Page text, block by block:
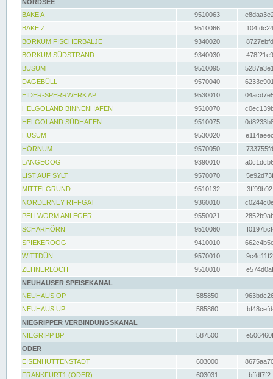
NORDSEE
BAKE A
9510063
BAKE Z
9510066
BORKUM FISCHERBALJE
9340020
BORKUM SÜDSTRAND
9340030
BÜSUM
9510095
DAGEBÜLL
9570040
EIDER-SPERRWERK AP
9530010
HELGOLAND BINNENHAFEN
9510070
HELGOLAND SÜDHAFEN
9510075
HUSUM
9530020
HÖRNUM
9570050
LANGEOOG
9390010
LIST AUF SYLT
9570070
MITTELGRUND
9510132
NORDERNEY RIFFGAT
9360010
PELLWORM ANLEGER
9550021
SCHARHÖRN
9510060
SPIEKEROOG
9410010
WITTDÜN
9570010
ZEHNERLOCH
9510010
NEUHAUSER SPEISEKANAL
NEUHAUS OP
585850
NEUHAUS UP
585860
NIEGRIPPER VERBINDUNGSKANAL
NIEGRIPP BP
587500
ODER
EISENHÜTTENSTADT
603000
FRANKFURT1 (ODER)
603031